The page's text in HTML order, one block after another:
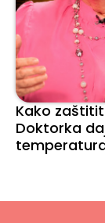
Kako
Doktorka